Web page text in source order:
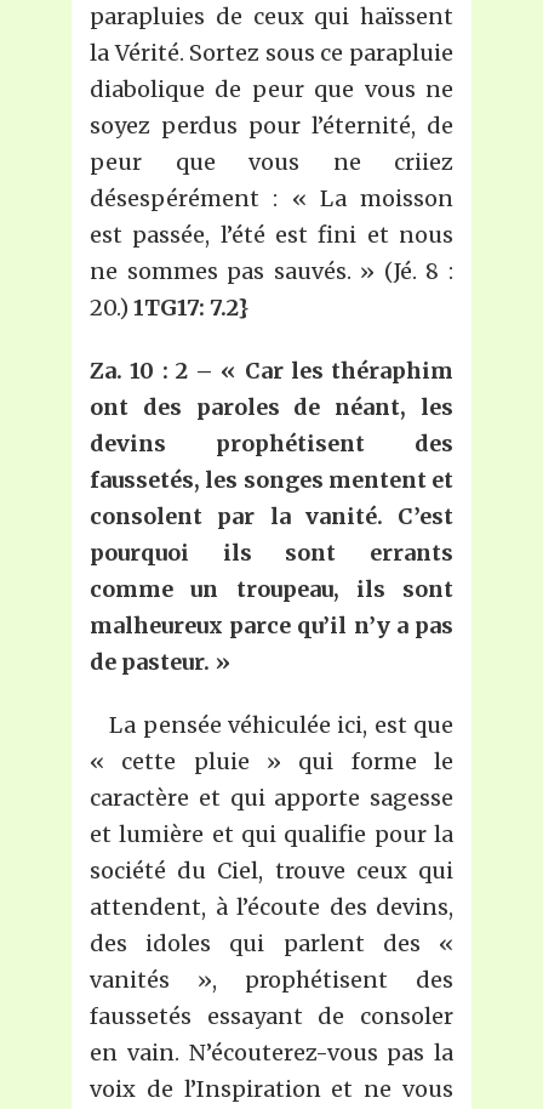
parapluies de ceux qui haïssent
la Vérité. Sortez sous ce parapluie
diabolique de peur que vous ne
soyez perdus pour l’éternité, de
peur que vous ne criiez
désespérément : « La moisson
est passée, l’été est fini et nous
ne sommes pas sauvés. » (Jé. 8 :
20.) 1TG17: 7.2}
Za. 10 : 2 – « Car les théraphim
ont des paroles de néant, les
devins prophétisent des
faussetés, les songes mentent et
consolent par la vanité. C’est
pourquoi ils sont errants
comme un troupeau, ils sont
malheureux parce qu’il n’y a pas
de pasteur. »
La pensée véhiculée ici, est que
« cette pluie » qui forme le
caractère et qui apporte sagesse
et lumière et qui qualifie pour la
société du Ciel, trouve ceux qui
attendent, à l’écoute des devins,
des idoles qui parlent des «
vanités », prophétisent des
faussetés essayant de consoler
en vain. N’écouterez-vous pas la
voix de l’Inspiration et ne vous